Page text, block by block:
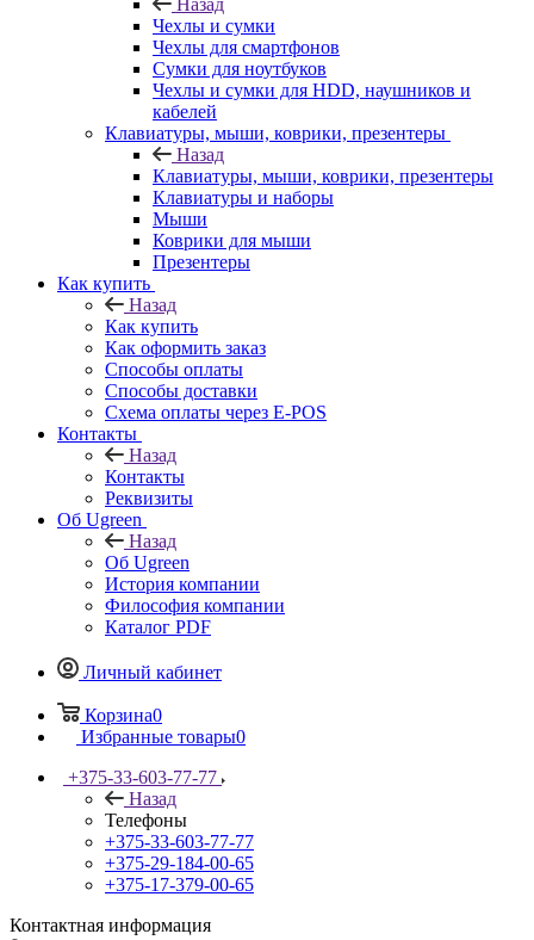
Назад
Чехлы и сумки
Чехлы для смартфонов
Сумки для ноутбуков
Чехлы и сумки для HDD, наушников и
кабелей
Клавиатуры, мыши, коврики, презентеры
Назад
Клавиатуры, мыши, коврики, презентеры
Клавиатуры и наборы
Мыши
Коврики для мыши
Презентеры
Как купить
Назад
Как купить
Как оформить заказ
Способы оплаты
Способы доставки
Схема оплаты через E-POS
Контакты
Назад
Контакты
Реквизиты
Об Ugreen
Назад
Об Ugreen
История компании
Философия компании
Каталог PDF
Личный кабинет
Корзина0
Избранные товары0
+375-33-603-77-77
Назад
Телефоны
+375-33-603-77-77
+375-29-184-00-65
+375-17-379-00-65
Контактная информация